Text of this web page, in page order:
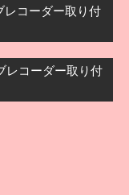
レコーダー取り付
レコーダー取り付